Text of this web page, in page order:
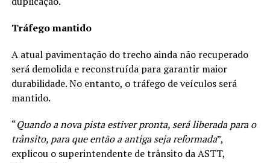
Tráfego mantido
A atual pavimentação do trecho ainda não recuperado
será demolida e reconstruída para garantir maior
durabilidade. No entanto, o tráfego de veículos será
mantido.
“Quando a nova pista estiver pronta, será liberada para o
trânsito, para que então a antiga seja reformada”,
explicou o superintendente de trânsito da ASTT,